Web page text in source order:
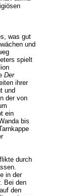
was gut
und
spielt
Der
ihrer
und
der von
ein
bis
durch
in der
Bei den
den